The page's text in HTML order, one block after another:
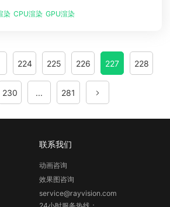
中2000帧需要多长时间呢，一起来看看吧！
染 CPU渲染 GPU渲染
224 225 226 227 228
230 ... 281
联系我们
动画咨询
效果图咨询
service@rayvision.com